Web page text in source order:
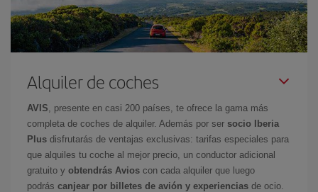
Alquiler de coches
AVIS , presente en casi 200 países, te ofrece la gama más
completa de coches de alquiler. Además por ser socio Iberia
Plus disfrutarás de ventajas exclusivas: tarifas especiales para
que alquiles tu coche al mejor precio, un conductor adicional
gratuito y obtendrás Avios con cada alquiler que luego
podrás canjear por billetes de avión y experiencias de ocio.